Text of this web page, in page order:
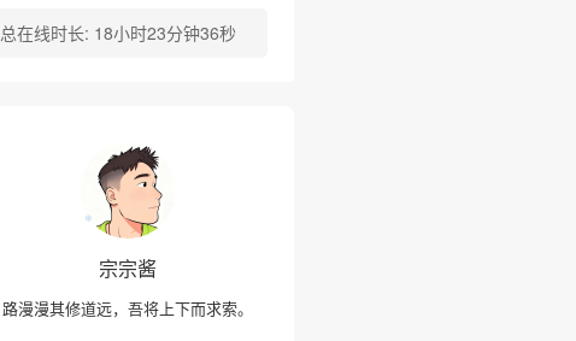
总在线时长: 18小时23分钟36秒
宗宗酱
路漫漫其修道远，吾将上下而求索。